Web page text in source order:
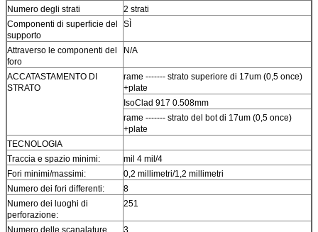
Numero degli strati
2 strati
Componenti di superficie del
supporto
SÌ
Attraverso le componenti del
foro
N/A
ACCATASTAMENTO DI
STRATO
rame ------- strato superiore di 17um (0,5 once)
+plate
IsoClad 917 0.508mm
rame ------- strato del bot di 17um (0,5 once)
+plate
TECNOLOGIA
Traccia e spazio minimi:
mil 4 mil/4
Fori minimi/massimi:
0,2 millimetri/1,2 millimetri
Numero dei fori differenti:
8
Numero dei luoghi di
perforazione:
251
Numero delle scanalature
3